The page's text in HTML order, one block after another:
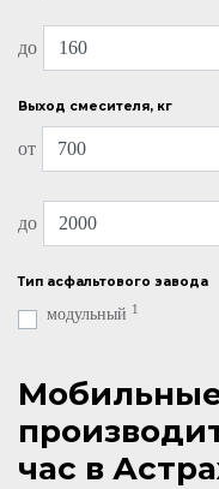
до
Выход смесителя, кг
от
до
Тип асфальтового завода
модульный 1
час в